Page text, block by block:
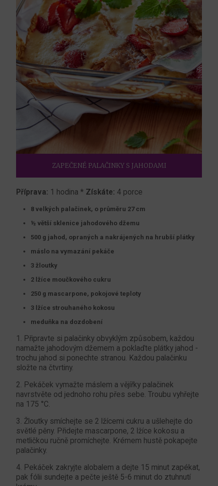
ZAPEČENÉ PALAČINKY S JAHODAMI
Příprava: 1 hodina * Získáte: 4 porce
8 velkých palačinek, o průměru 27 cm
½ větší sklenice jahodového džemu
500 g jahod, opraných a nakrájených na hrubší plátky
máslo na vymazání pekáče
3 žloutky
2 lžíce moučkového cukru
250 g mascarpone, pokojové teploty
3 lžíce strouhaného kokosu
meduňka na dozdobení
1. Připravte si palačinky obvyklým způsobem, každou
namažte jahodovým džemem a poklaďte plátky jahod -
trochu jahod si ponechte stranou. Každou palačinku
složte na čtvrtiny.
2. Pekáček vymažte máslem a vějířky palačinek
navrstvěte od jednoho rohu přes sebe. Troubu vyhřejte
na 175 °C.
3. Žloutky smíchejte se 2 lžícemi cukru a ušlehejte do
světlé pěny. Přidejte mascarpone, 2 lžíce kokosu a
metličkou ručně promíchejte. Krémem hustě pokapejte
palačinky.
4. Pekáček zakryjte alobalem a dejte 15 minut zapékat,
pak fólii sundejte a pečte ještě 5-6 minut do ztuhnutí